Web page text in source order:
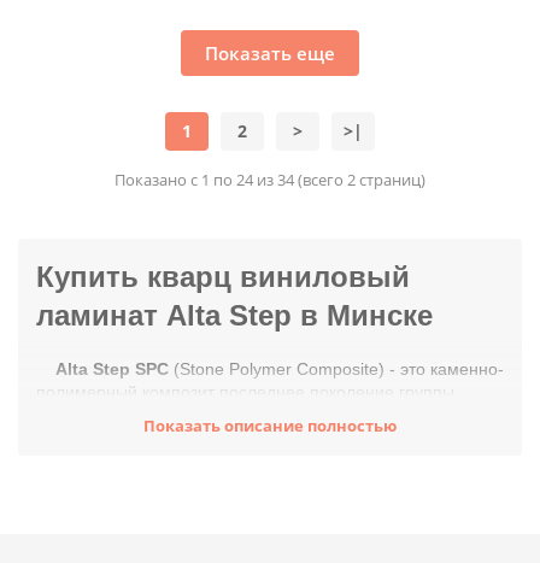
Показать еще
1 2 > >|
Показано с 1 по 24 из 34 (всего 2 страниц)
Купить кварц виниловый
ламинат Alta Step в Минске
Alta Step SPC (Stone Polymer Composite) - это каменно-
полимерный композит последнее поколение группы
соединяется с поливинилхлоридом в пропорции 75/25.
Показать описание полностью